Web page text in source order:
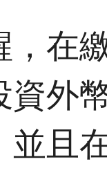
，在
資外
並且